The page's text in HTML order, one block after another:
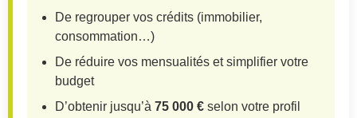
De regrouper vos crédits (immobilier,
consommation…)
De réduire vos mensualités et simplifier votre
budget
D’obtenir jusqu’à 75 000 € selon votre profil